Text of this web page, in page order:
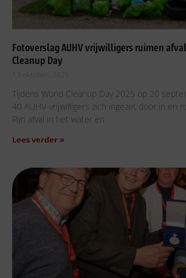
Fotoverslag AUHV vrijwilligers ruimen
Cleanup Day
Tijdens World Cleanup Day 2025 op 20
40 AUHV-vrijwilligers zich ingezet door in en
Rijn afval in het water en
Lees verder »